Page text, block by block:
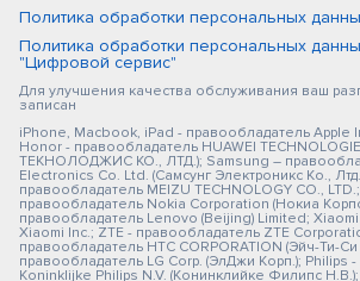
Политика обработки персональных
Политика обработки персональных
"Цифровой сервис"
Для улучшения качества обслуживания ваш
записан
iPhone, Macbook, iPad - правообладатель Apple
Honor - правообладатель HUAWEI
ТЕКНОЛОДЖИС КО., ЛТД.); Samsung –
Electronics Co. Ltd. (Самсунг Электроникс Ко.,
правообладатель MEIZU TECHNOLOGY CO.,
правообладатель Nokia Corporation (Нокиа
правообладатель Lenovo (Beijing) Limited;
Xiaomi Inc.; ZTE - правообладатель ZTE
правообладатель HTC CORPORATION (Эйч-Ти-
правообладатель LG Corp. (ЭлДжи Корп.); Philips
Koninklijke Philips N.V. (Конинклийке Филипс